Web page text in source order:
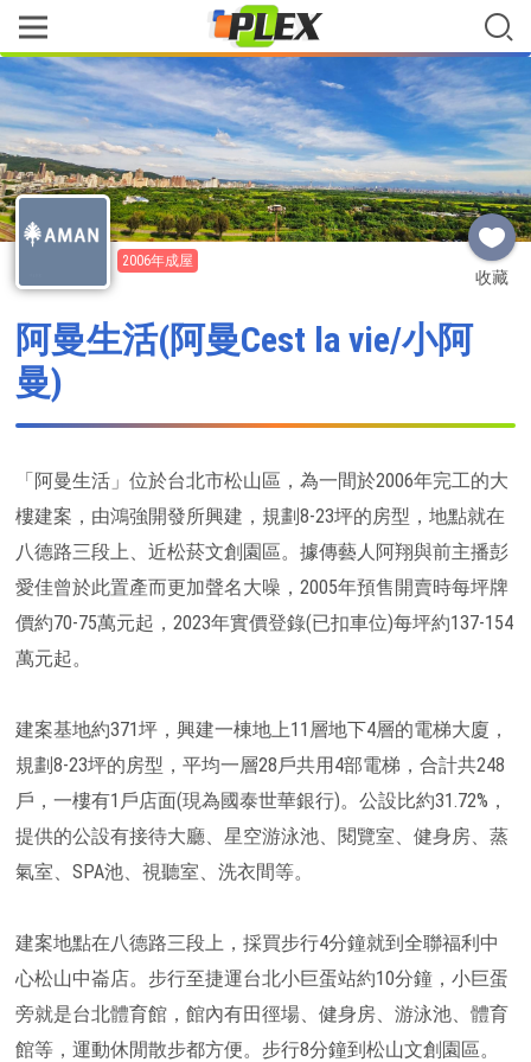
收藏
2006年成屋
阿曼生活(阿曼Cest la vie/小阿
曼)
「阿曼生活」位於台北市松山區，為一間於2006年完工的大
樓建案，由鴻強開發所興建，規劃8-23坪的房型，地點就在
八德路三段上、近松菸文創園區。據傳藝人阿翔與前主播彭
愛佳曾於此置產而更加聲名大噪，2005年預售開賣時每坪牌
價約70-75萬元起，2023年實價登錄(已扣車位)每坪約137-154
萬元起。
建案基地約371坪，興建一棟地上11層地下4層的電梯大廈，
規劃8-23坪的房型，平均一層28戶共用4部電梯，合計共248
戶，一樓有1戶店面(現為國泰世華銀行)。公設比約31.72%，
提供的公設有接待大廳、星空游泳池、閱覽室、健身房、蒸
氣室、SPA池、視聽室、洗衣間等。
建案地點在八德路三段上，採買步行4分鐘就到全聯福利中
心松山中崙店。步行至捷運台北小巨蛋站約10分鐘，小巨蛋
旁就是台北體育館，館內有田徑場、健身房、游泳池、體育
館等，運動休閒散步都方便。步行8分鐘到松山文創園區。